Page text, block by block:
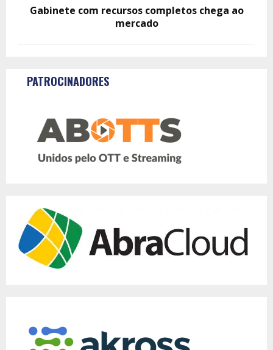
Gabinete com recursos completos chega ao
mercado
PATROCINADORES